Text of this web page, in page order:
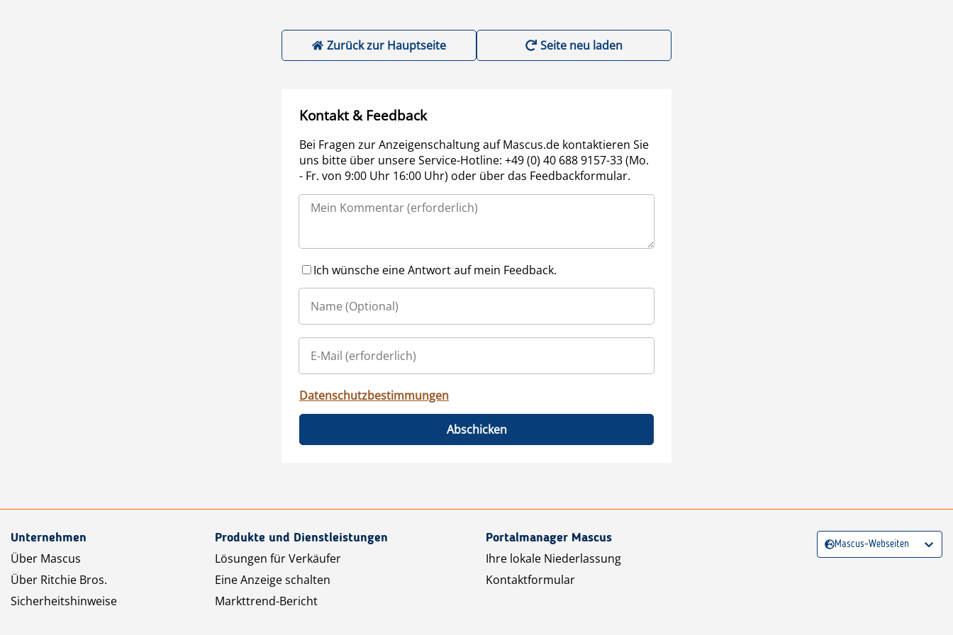
Zurück zur Hauptseite Seite neu laden
Kontakt & Feedback
Bei Fragen zur Anzeigenschaltung auf Mascus.de kontaktieren Sie
uns bitte über unsere Service-Hotline: +49 (0) 40 688 9157-33 (Mo.
- Fr. von 9:00 Uhr 16:00 Uhr) oder über das Feedbackformular.
Ich wünsche eine Antwort auf mein Feedback.
Datenschutzbestimmungen
Abschicken
Unternehmen
Über Mascus
Über Ritchie Bros.
Sicherheitshinweise
Produkte und Dienstleistungen
Lösungen für Verkäufer
Eine Anzeige schalten
Markttrend-Bericht
Portalmanager Mascus
Ihre lokale Niederlassung
Kontaktformular
Mascus-Webseiten